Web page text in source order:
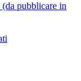
pubblicare in